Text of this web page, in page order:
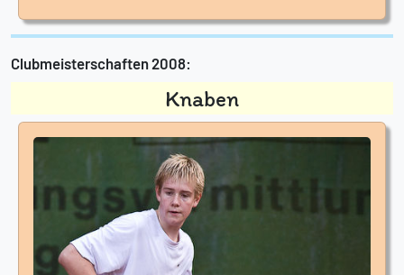
Clubmeisterschaften 2008:
Knaben